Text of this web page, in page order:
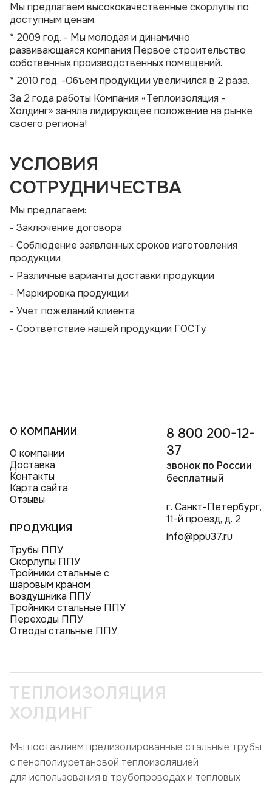
Мы предлагаем высококачественные скорлупы по
доступным ценам.
* 2009 год. - Мы молодая и динамично
развивающаяся компания.Первое строительство
собственных производственных помещений.
* 2010 год. -Объем продукции увеличился в 2 раза.
За 2 года работы Компания «Теплоизоляция -
Холдинг» заняла лидирующее положение на рынке
своего региона!
УСЛОВИЯ
СОТРУДНИЧЕСТВА
Мы предлагаем:
- Заключение договора
- Соблюдение заявленных сроков изготовления
продукции
- Различные варианты доставки продукции
- Маркировка продукции
- Учет пожеланий клиента
- Соответствие нашей продукции ГОСТу
О КОМПАНИИ
О компании
Доставка
Контакты
Карта сайта
Отзывы
ПРОДУКЦИЯ
Трубы ППУ
Скорлупы ППУ
Тройники стальные с
шаровым краном
воздушника ППУ
Тройники стальные ППУ
Переходы ППУ
Отводы стальные ППУ
8 800 200-12-
37
звонок по России
бесплатный
г. Санкт-Петербург,
11-й проезд, д. 2
info@ppu37.ru
ТЕПЛОИЗОЛЯЦИЯ
ХОЛДИНГ
Мы поставляем предизолированные стальные трубы
с пенополиуретановой теплоизоляцией
для использования в трубопроводах и тепловых